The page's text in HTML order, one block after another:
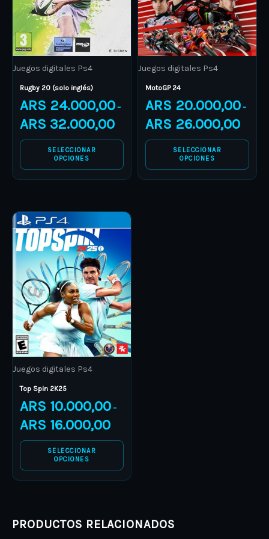
Juegos digitales Ps4
Rugby 20 (solo inglés)
ARS 24.000,00 –
ARS 32.000,00
SELECCIONAR
OPCIONES
The
options
may
be
chosen
on
the
product
page
Juegos digitales Ps4
MotoGP 24
ARS 20.000,00 –
ARS 26.000,00
SELECCIONAR
OPCIONES
The
options
may
be
chosen
on
the
product
page
Juegos digitales Ps4
Top Spin 2K25
ARS 10.000,00 –
ARS 16.000,00
range:
ARS 16.000,00
SELECCIONAR
OPCIONES
This
product
has
multiple
variants.
The
options
may
be
chosen
on
the
product
page
PRODUCTOS RELACIONADOS